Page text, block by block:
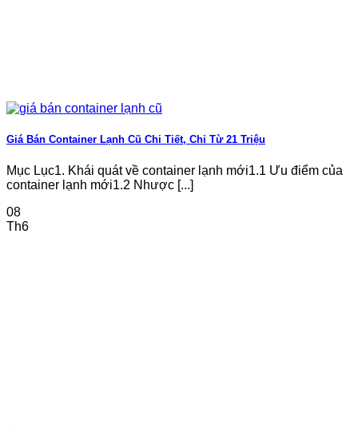
Giá Bán Container Lạnh Cũ Chi Tiết, Chỉ Từ 21 Triệu
Mục Lục1. Khái quát về container lạnh mới1.1 Ưu điểm của
container lạnh mới1.2 Nhược [...]
08
Th6